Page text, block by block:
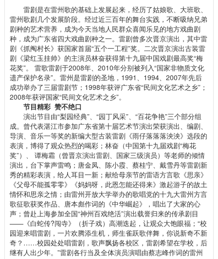
雷剧是在雷州歌的基础上发展起来，经历了姑娘歌、大班歌、
雷州歌剧几个发展阶段。经过近三百年的舞台实践，不断吸纳兄弟
剧种的艺术营养，成为今天当地人民群众喜闻乐见的地方戏曲剧
种，成为广东省四大戏曲剧种之一。雷剧曾多次晋京演出，其中雷
剧《抓阄村长》获国家首届“五个一工程”奖。二次晋京演出古装雷
剧《梁红玉挂帅》的主演员林奋获得第十九届中国戏剧最高奖“梅
花奖”。 雷歌雷剧于2008年、2010年分别被列入“国家非物质文化
遗产保护名录”。雷州是雷剧的圣地，1991、1994、2007年先后
成功举办了三届雷剧节；1998年获评广东省“民间文化艺术之乡”；
2008年获评国家“民间文化艺术之乡”。
节目精彩 赞不绝口
演出节目由“梨园经典”、“园丁风采”、“百花争艳”三个部分组
成。曾代表湛江市参加广东省第十届艺术节演出荣获演出、编剧、
导演、音乐一等奖的新编大型古装雷剧《雨仔落落落泱泱》选段的
表演，博得了观众热烈的喝彩；林奋（中国第十九届戏剧“梅花
奖”）、 谭梅霜（曾晋京演出雷剧、国家三级演员）等老师的倾情
演出，台下掌声雷鸣；唐金凤、陈小霞、蔡桂宁、戴雪丹等雷剧新
秀的精彩表演，给人耳目一新；献给母亲节的雷语方言歌《思亲》
《父母不能孤零零》《妈妈呀，此恩怎能还得来》激起游子的故土
情怀和思亲之情；由雷州开放大学举办的歌唱党的十九大雷州方言
歌征歌获奖作品、唐本彪作词的《中华崛起》，唱出了大家的心
声；曾赴上海参加全国“神州百戏绝活”演出载誉归来的传承剧目
——《白蛇传?闯寺》（折子戏）高潮迭起，让观众大饱眼福；“校
园迎来唱雷剧，一片欢腾添生机，师生雀跃歌伴舞，你说新奇不新
奇？……校园处处唱雷剧，歌声飘扬各校区，雷剧希望在学校，后
继有人出少年。”雷剧各行当及全体演员演唱由蔡志峰作词的雷州